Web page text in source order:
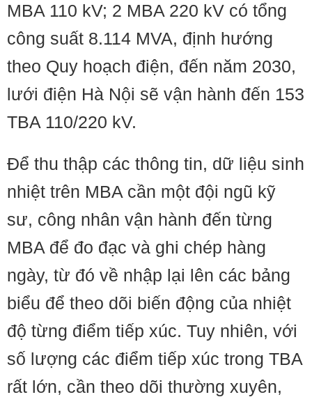
MBA 110 kV; 2 MBA 220 kV có tổng
công suất 8.114 MVA, định hướng
theo Quy hoạch điện, đến năm 2030,
lưới điện Hà Nội sẽ vận hành đến 153
TBA 110/220 kV.
Để thu thập các thông tin, dữ liệu sinh
nhiệt trên MBA cần một đội ngũ kỹ
sư, công nhân vận hành đến từng
MBA để đo đạc và ghi chép hàng
ngày, từ đó về nhập lại lên các bảng
biểu để theo dõi biến động của nhiệt
độ từng điểm tiếp xúc. Tuy nhiên, với
số lượng các điểm tiếp xúc trong TBA
rất lớn, cần theo dõi thường xuyên,